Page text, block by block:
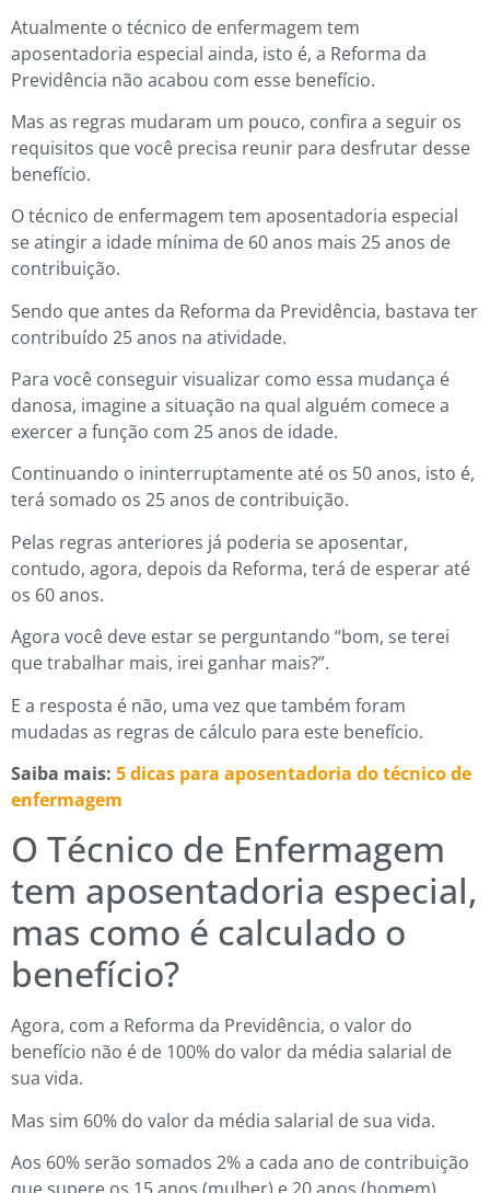
Atualmente o técnico de enfermagem tem
aposentadoria especial ainda, isto é, a Reforma da
Previdência não acabou com esse benefício.
Mas as regras mudaram um pouco, confira a seguir os
requisitos que você precisa reunir para desfrutar desse
benefício.
O técnico de enfermagem tem aposentadoria especial
se atingir a idade mínima de 60 anos mais 25 anos de
contribuição.
Sendo que antes da Reforma da Previdência, bastava ter
contribuído 25 anos na atividade.
Para você conseguir visualizar como essa mudança é
danosa, imagine a situação na qual alguém comece a
exercer a função com 25 anos de idade.
Continuando o ininterruptamente até os 50 anos, isto é,
terá somado os 25 anos de contribuição.
Pelas regras anteriores já poderia se aposentar,
contudo, agora, depois da Reforma, terá de esperar até
os 60 anos.
Agora você deve estar se perguntando “bom, se terei
que trabalhar mais, irei ganhar mais?”.
E a resposta é não, uma vez que também foram
mudadas as regras de cálculo para este benefício.
Saiba mais: 5 dicas para aposentadoria do técnico de
enfermagem
O Técnico de Enfermagem
tem aposentadoria especial,
mas como é calculado o
benefício?
Agora, com a Reforma da Previdência, o valor do
benefício não é de 100% do valor da média salarial de
sua vida.
Mas sim 60% do valor da média salarial de sua vida.
Aos 60% serão somados 2% a cada ano de contribuição